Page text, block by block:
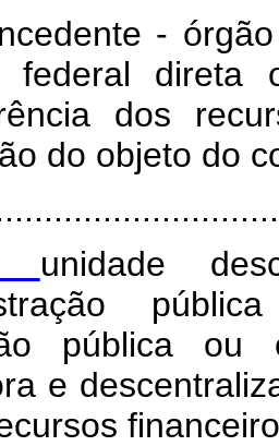
-
federal direta
dos
do objeto do
unidade
pública ou
e